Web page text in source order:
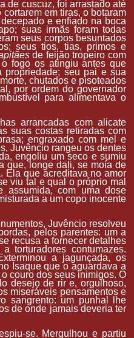
de cuscuz, foi arrastado até
em tiras, o botaram
e enfiado na boca
suas irmãs foram todas
seus corpos besuntados
seus tios, tias, primos e
de feijão tropeiro com
fogo os atingiu antes que
propriedade; seu pai e sua
chutados e pisoteados
por ordem do governador
para alimentava o
arrancadas com alicate
suas costas retiradas com
engraxado com mel e
Juvêncio rangeu os dentes
engoliu um seco e sumiu
que, longe dali, se moía de
Ela que acreditava no amor
viu tal e qual o próprio mal
assumida, com uma dose
a um copo inocente
Juvêncio resolveu
pelos parentes: um a
recusa a fornecer detalhes
torturadores contumazes.
a jagunçada, os
Isaque que o aguardava a
couro dos seus inimigos. O
desejo de rir e, orgulhoso,
miseráveis pensamentos e
sangrento: um punhal lhe
de onde jamais deveria ter
se. Mergulhou e partiu